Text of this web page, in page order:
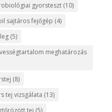
gyorsteszt(10)
sajtáros fejőgép (4)
(5)
meghatározás
(8)
tej vizsgálata (13)
tej (5)